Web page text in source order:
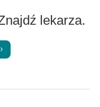
lekarza.